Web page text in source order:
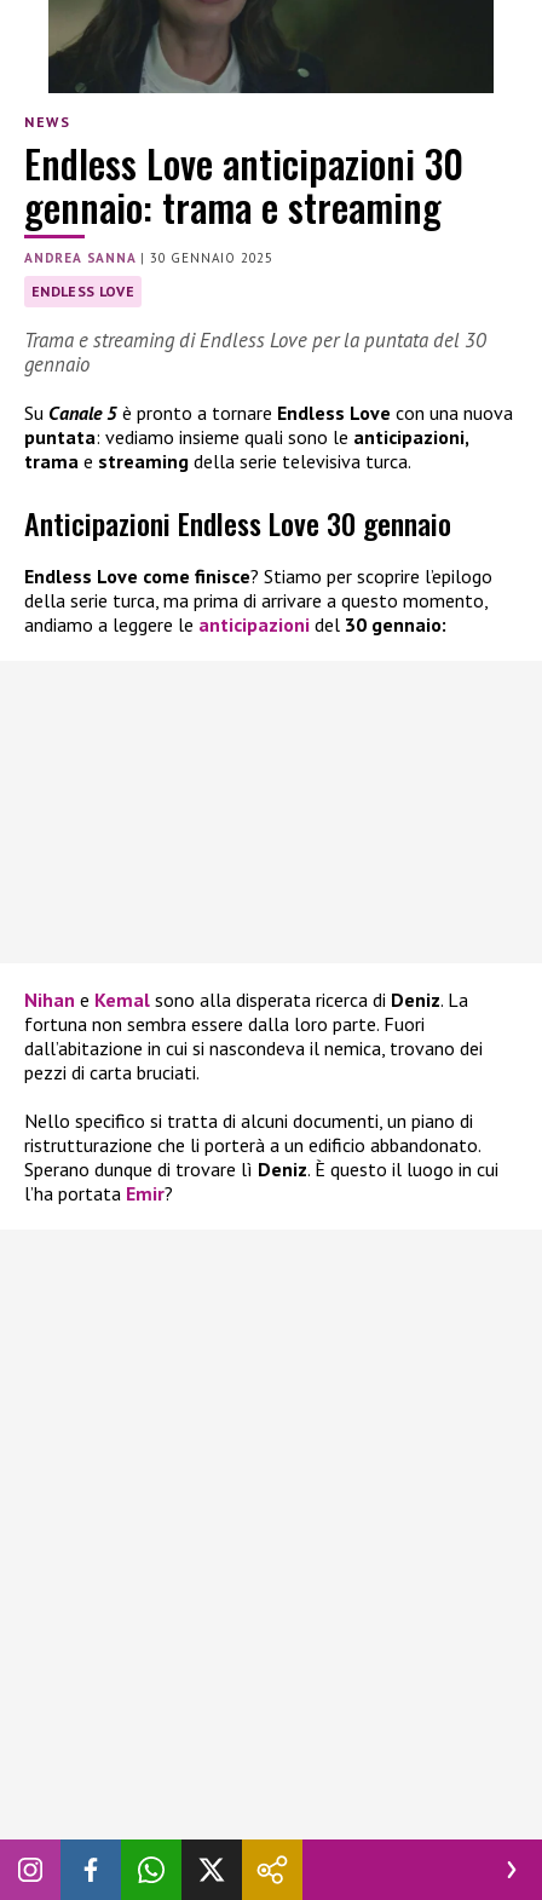
NEWS
Endless Love anticipazioni 30
gennaio: trama e streaming
ANDREA SANNA |30 GENNAIO 2025
ENDLESS LOVE
Trama e streaming di Endless Love per la puntata del 30
gennaio
Su Canale 5 è pronto a tornare Endless Love con una nuova
puntata: vediamo insieme quali sono le anticipazioni,
trama e streaming della serie televisiva turca.
Anticipazioni Endless Love 30 gennaio
Endless Love come finisce? Stiamo per scoprire l’epilogo
della serie turca, ma prima di arrivare a questo momento,
andiamo a leggere le anticipazioni del 30 gennaio:
Nihan e Kemal sono alla disperata ricerca di Deniz. La
fortuna non sembra essere dalla loro parte. Fuori
dall’abitazione in cui si nascondeva il nemica, trovano dei
pezzi di carta bruciati.
Nello specifico si tratta di alcuni documenti, un piano di
ristrutturazione che li porterà a un edificio abbandonato.
Sperano dunque di trovare lì Deniz. È questo il luogo in cui
l’ha portata Emir?